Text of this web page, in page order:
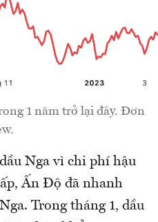
1 năm trở lại đây. Đơn
Nga vì chi phí hậu
Ấn Độ đã nhanh
Trong tháng 1, dầu